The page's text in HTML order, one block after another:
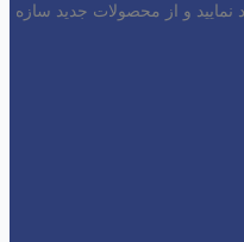
نمایید و از محصولات جدید سازه